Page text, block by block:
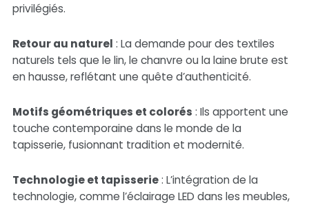
privilégiés.
Retour au naturel : La demande pour des textiles
naturels tels que le lin, le chanvre ou la laine brute est
en hausse, reflétant une quête d’authenticité.
Motifs géométriques et colorés : Ils apportent une
touche contemporaine dans le monde de la
tapisserie, fusionnant tradition et modernité.
Technologie et tapisserie: L’intégration de la
technologie, comme l’éclairage LED dans les meubles,